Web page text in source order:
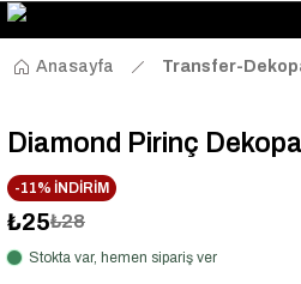
Size Özel "HG10" Kodu ile Sepette
Anasayfa
Transfer-
Diamond Pirinç
-11% İNDİRİM
₺25₺28
Stokta var, hemen sipariş ver